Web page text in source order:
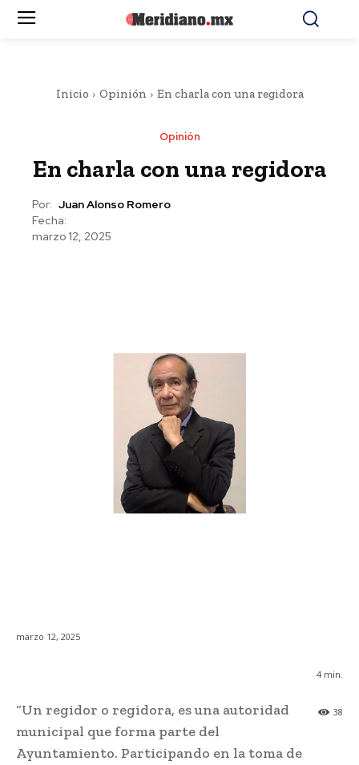
Inicio Opinión En charla con una regidora
Opinión
En charla con una regidora
Por: Juan Alonso Romero
Fecha:
marzo 12, 2025
marzo 12, 2025
4 min.
38
“Un regidor o regidora, es una autoridad
municipal que forma parte del
Ayuntamiento. Participando en la toma de